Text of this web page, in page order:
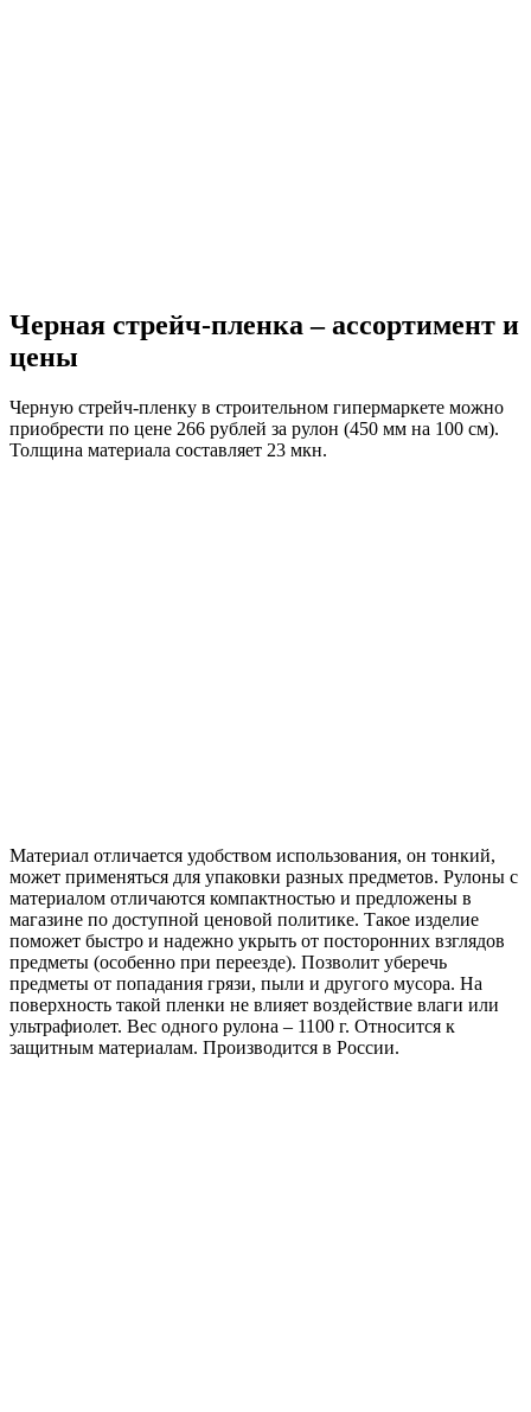
Черная стрейч-пленка – ассортимент и
цены
Черную стрейч-пленку в строительном гипермаркете можно
приобрести по цене 266 рублей за рулон (450 мм на 100 см).
Толщина материала составляет 23 мкн.
Материал отличается удобством использования, он тонкий,
может применяться для упаковки разных предметов. Рулоны с
материалом отличаются компактностью и предложены в
магазине по доступной ценовой политике. Такое изделие
поможет быстро и надежно укрыть от посторонних взглядов
предметы (особенно при переезде). Позволит уберечь
предметы от попадания грязи, пыли и другого мусора. На
поверхность такой пленки не влияет воздействие влаги или
ультрафиолет. Вес одного рулона – 1100 г. Относится к
защитным материалам. Производится в России.